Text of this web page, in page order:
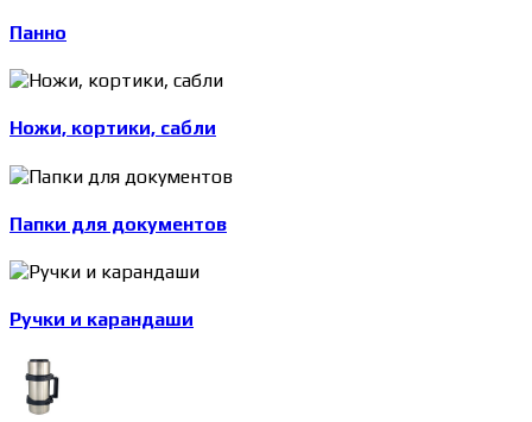
Панно
Ножи, кортики, сабли
Папки для документов
Ручки и карандаши